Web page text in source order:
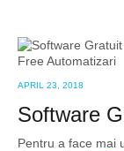
APRIL 23, 2018
Software
Pentru a face mai